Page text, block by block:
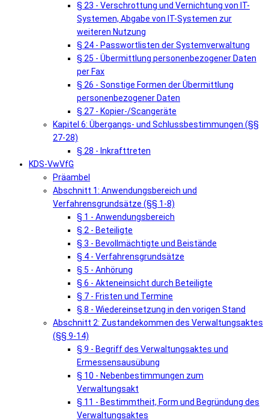
§ 23 - Verschrottung und Vernichtung von IT-
Systemen, Abgabe von IT-Systemen zur
weiteren Nutzung
§ 24 - Passwortlisten der Systemverwaltung
§ 25 - Übermittlung personenbezogener Daten
per Fax
§ 26 - Sonstige Formen der Übermittlung
personenbezogener Daten
§ 27 - Kopier-/Scangeräte
Kapitel 6: Übergangs- und Schlussbestimmungen (§§
27-28)
§ 28 - Inkrafttreten
KDS-VwVfG
Präambel
Abschnitt 1: Anwendungsbereich und
Verfahrensgrundsätze (§§ 1-8)
§ 1 - Anwendungsbereich
§ 2 - Beteiligte
§ 3 - Bevollmächtigte und Beistände
§ 4 - Verfahrensgrundsätze
§ 5 - Anhörung
§ 6 - Akteneinsicht durch Beteiligte
§ 7 - Fristen und Termine
§ 8 - Wiedereinsetzung in den vorigen Stand
Abschnitt 2: Zustandekommen des Verwaltungsaktes
(§§ 9-14)
§ 9 - Begriff des Verwaltungsaktes und
Ermessensausübung
§ 10 - Nebenbestimmungen zum
Verwaltungsakt
§ 11 - Bestimmtheit, Form und Begründung des
Verwaltungsaktes